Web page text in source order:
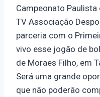
Campeonato Paulista
TV Associação
parceria com o
vivo esse jogão de
de Moraes Filho, em
Será uma grande
que não poderão